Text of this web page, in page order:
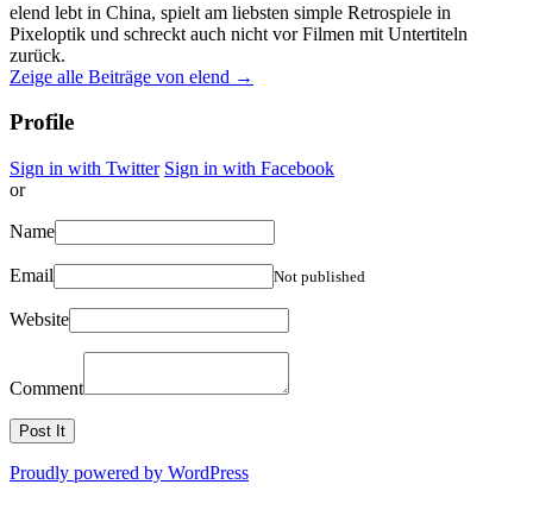
elend lebt in China, spielt am liebsten simple Retrospiele in
Pixeloptik und schreckt auch nicht vor Filmen mit Untertiteln
zurück.
Zeige alle Beiträge von elend →
Profile
Sign in with Twitter Sign in with Facebook
or
Name
Email Not published
Website
Comment
Proudly powered by WordPress